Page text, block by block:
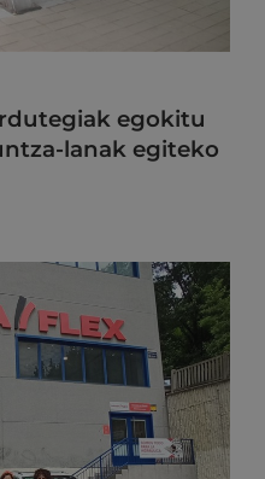
egokitu
lanak egiteko